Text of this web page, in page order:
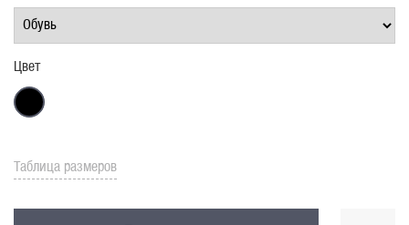
Таблица размеров
Цвет